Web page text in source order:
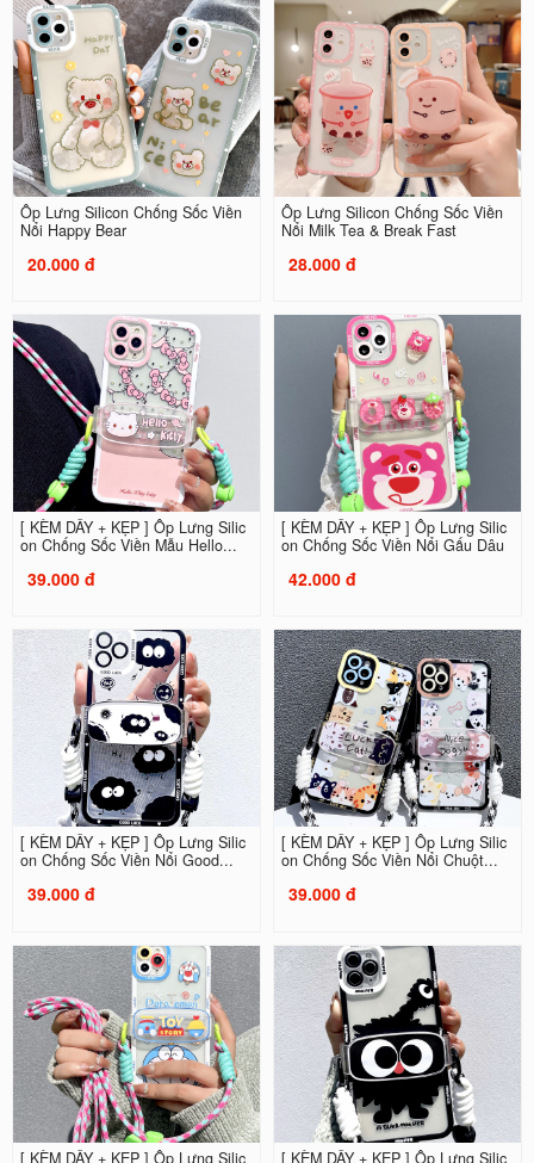
Ốp Lưng Silicon Chống Sốc Viền
Nổi Happy Bear
20.000 đ
Ốp Lưng Silicon Chống Sốc Viền
Nổi Milk Tea & Break Fast
28.000 đ
[ KÈM DÂY + KẸP ] Ốp Lưng Silic
on Chống Sốc Viền Mẫu Hello...
39.000 đ
[ KÈM DÂY + KẸP ] Ốp Lưng Silic
on Chống Sốc Viền Nổi Gấu Dâu
42.000 đ
[ KÈM DÂY + KẸP ] Ốp Lưng Silic
on Chống Sốc Viền Nổi Good...
39.000 đ
[ KÈM DÂY + KẸP ] Ốp Lưng Silic
on Chống Sốc Viền Nổi Chuột...
39.000 đ
[ KÈM DÂY + KẸP ] Ốp Lưng Silic [ KÈM DÂY + KẸP ] Ốp Lưng Silic